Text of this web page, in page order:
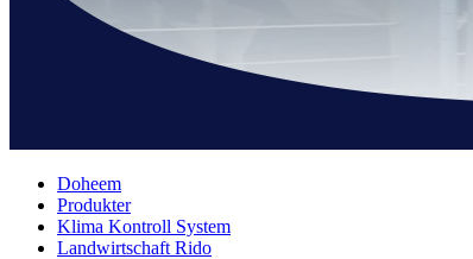
Doheem
Produkter
Klima Kontroll System
Landwirtschaft Rido